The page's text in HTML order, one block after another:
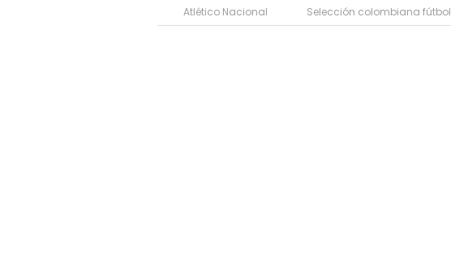
Atlético Nacional
Selección colombiana fútbol